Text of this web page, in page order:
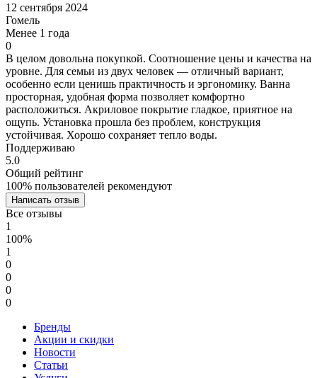
12 сентября 2024
Гомель
Менее 1 года
0
В целом довольна покупкой. Соотношение цены и качества на
уровне. Для семьи из двух человек — отличный вариант,
особенно если ценишь практичность и эргономику. Ванна
просторная, удобная форма позволяет комфортно
расположиться. Акриловое покрытие гладкое, приятное на
ощупь. Установка прошла без проблем, конструкция
устойчивая. Хорошо сохраняет тепло воды.
Поддерживаю
5.0
Общий рейтинг
100% пользователей рекомендуют
Написать отзыв
Все отзывы
1
100%
1
0
0
0
0
Бренды
Акции и скидки
Новости
Статьи